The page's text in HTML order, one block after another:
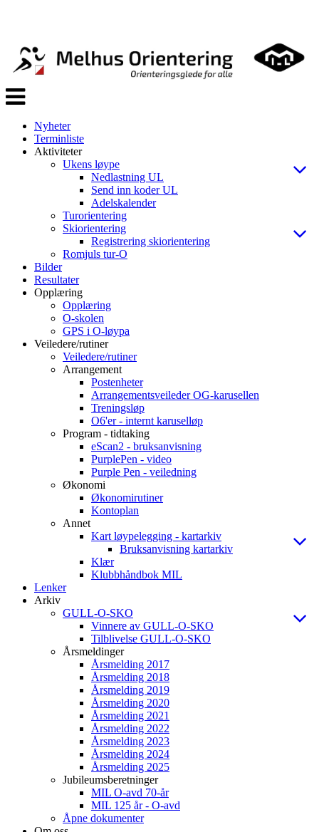
Veksle
navigasjon
Nyheter
Terminliste
Aktiviteter
Ukens løype
Nedlastning UL
Send inn koder UL
Adelskalender
Turorientering
Skiorientering
Registrering skiorientering
Romjuls tur-O
Bilder
Resultater
Opplæring
Opplæring
O-skolen
GPS i O-løypa
Veiledere/rutiner
Veiledere/rutiner
Arrangement
Postenheter
Arrangementsveileder OG-karusellen
Treningsløp
O6'er - internt karuselløp
Program - tidtaking
eScan2 - bruksanvisning
PurplePen - video
Purple Pen - veiledning
Økonomi
Økonomirutiner
Kontoplan
Annet
Kart løypelegging - kartarkiv
Bruksanvisning kartarkiv
Klær
Klubbhåndbok MIL
Lenker
Arkiv
GULL-O-SKO
Vinnere av GULL-O-SKO
Tilblivelse GULL-O-SKO
Årsmeldinger
Årsmelding 2017
Årsmelding 2018
Årsmelding 2019
Årsmelding 2020
Årsmelding 2021
Årsmelding 2022
Årsmelding 2023
Årsmelding 2024
Årsmelding 2025
Jubileumsberetninger
MIL O-avd 70-år
MIL 125 år - O-avd
Åpne dokumenter